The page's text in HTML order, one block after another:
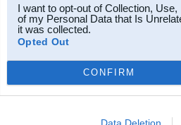
I want to opt-out of Collection,
of my Personal Data that Is
it was collected.
Opted Out
CONFIRM
Data Deletion